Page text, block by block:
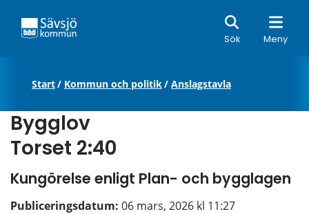
Sök Meny
Sök
Start/ Kommun och politik/ Anslagstavla
Bygglov
Torset 2:40
Kungörelse enligt Plan- och bygglagen
Publiceringsdatum: 06 mars, 2026 kl 11:27